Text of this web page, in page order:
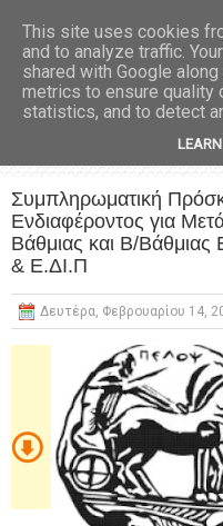
Συμπληρωματική
Ενδιαφέροντος για
Βάθμιας και Β/
& Ε.ΔΙ.Π
Δευτέρα, Φεβρουαρίου 14,
This site uses cookies
and to analyze traffic.
shared with Google
metrics to ensure quality
statistics, and to detect